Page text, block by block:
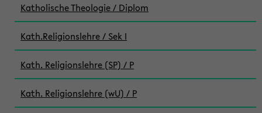
Katholische Theologie / Diplom
Kath.Religionslehre / Sek I
Kath. Religionslehre (SP) / P
Kath. Religionslehre (wU) / P